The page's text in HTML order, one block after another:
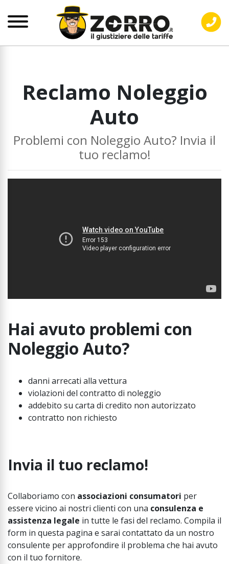
Reclamo Noleggio
Auto
Problemi con Noleggio Auto? Invia il
tuo reclamo!
Hai avuto problemi con
Noleggio Auto?
danni arrecati alla vettura
violazioni del contratto di noleggio
addebito su carta di credito non autorizzato
contratto non richiesto
Invia il tuo reclamo!
Collaboriamo con associazioni consumatori per
essere vicino ai nostri clienti con una consulenza e
assistenza legale in tutte le fasi del reclamo. Compila il
form in questa pagina e sarai contattato da un nostro
consulente per approfondire il problema che hai avuto
con il tuo fornitore.